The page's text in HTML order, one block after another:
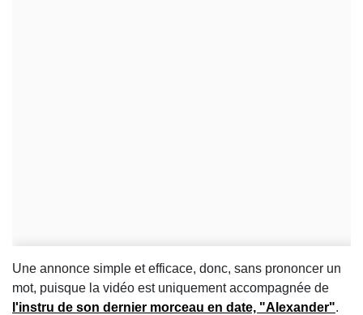
Une annonce simple et efficace, donc, sans prononcer un
mot, puisque la vidéo est uniquement accompagnée de
l'instru de son dernier morceau en date, "Alexander".